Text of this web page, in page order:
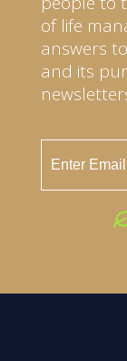
of life
answers
and its